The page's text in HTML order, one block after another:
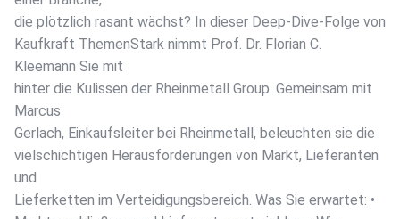
die plötzlich rasant wächst? In dieser Deep-Dive-Folge von
Kaufkraft ThemenStark nimmt Prof. Dr. Florian C.
Kleemann Sie mit
hinter die Kulissen der Rheinmetall Group. Gemeinsam mit
Marcus
Gerlach, Einkaufsleiter bei Rheinmetall, beleuchten sie die
vielschichtigen Herausforderungen von Markt, Lieferanten
und
Lieferketten im Verteidigungsbereich. Was Sie erwartet: •